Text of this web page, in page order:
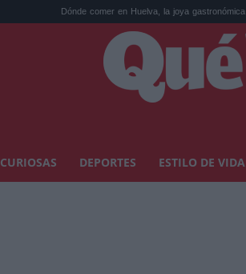
Dónde comer en Huelva, la joya gastronómica descon...
CURIOSAS DEPORTES ESTILO DE VIDA